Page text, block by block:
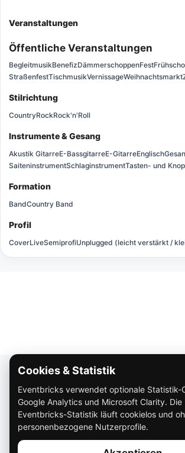
Veranstaltungen
Öffentliche Veranstaltungen
BegleitmusikBenefizDämmerschoppenFest
StraßenfestTischmusikVernissageWeihnachtsmarkt
Stilrichtung
CountryRockRock'n'Roll
Instrumente & Gesang
Akustik GitarreE-BassgitarreE-GitarreEnglisch
SaiteninstrumentSchlaginstrumentTasten- und
Formation
BandCountry Band
Profil
CoverLiveSemiprofiUnplugged (leicht verstärkt /
Über Eventbricks
So funktioniert Eventbricks
Impressum
Datenschutz
Cookies & Statistik
Eventbricks verwendet optionale Statistik-
Google Analytics und Microsoft Clarity. Die
Eventbricks-Statistik läuft cookielos und
personenbezogene Nutzerprofile.